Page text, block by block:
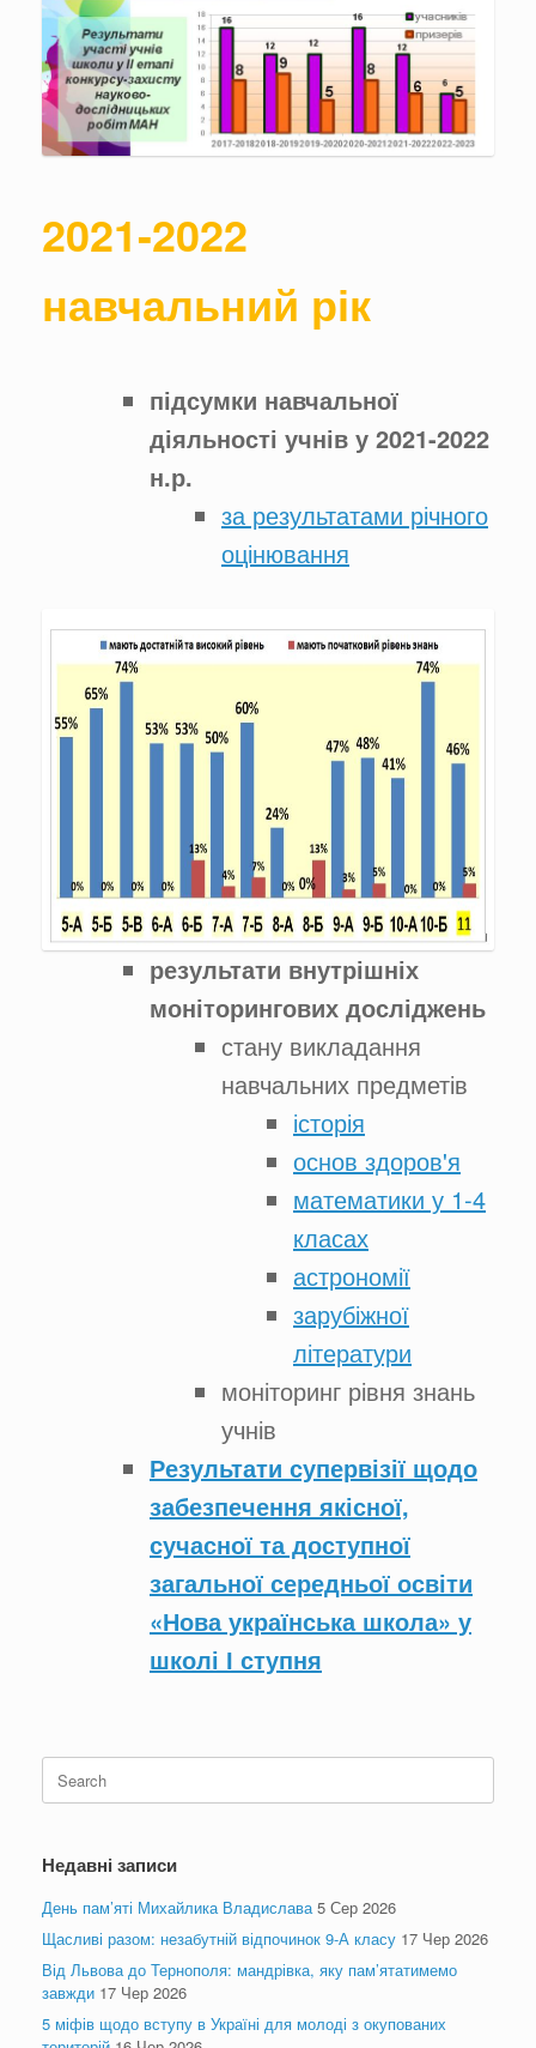
2021-2022
навчальний рік
підсумки навчальної
діяльності учнів у 2021-2022
н.р.
за результатами річного
оцінювання
результати внутрішніх
моніторингових досліджень
стану викладання
навчальних предметів
історія
основ здоров'я
математики у 1-4
класах
астрономії
зарубіжної
літератури
моніторинг рівня знань
учнів
Результати супервізії щодо
забезпечення якісної,
сучасної та доступної
загальної середньої освіти
«Нова українська школа» у
школі І ступня
for:
Недавні записи
День пам’яті Михайлика Владислава 5 Сер 2026
Щасливі разом: незабутній відпочинок 9-А класу 17 Чер 2026
Від Львова до Тернополя: мандрівка, яку пам’ятатимемо
завжди 17 Чер 2026
5 міфів щодо вступу в Україні для молоді з окупованих